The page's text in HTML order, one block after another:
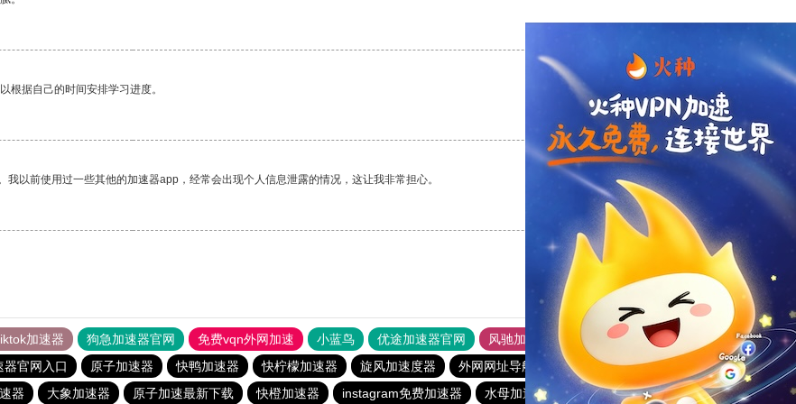
根据自己的时间安排学习进度。
支持 [0] 反对 [0]
以前使用过一些其他的加速器app，经常会出现个人信息泄露的情况，这让我非常担心。
支持
加速器 狗急加速器官网 免费vqn外网加速 小蓝鸟 优途加速器官网 风驰加速器
旋风加速器
器官网入口 原子加速器 快鸭加速器 快柠檬加速器 旋风加速度器 外网网址导航 软件中心 雷霆加速
狂飙加速器
器 大象加速器 原子加速最新下载 快橙加速器 instagram免费加速器 水母加速器 快连加速器app 黑豹加速器